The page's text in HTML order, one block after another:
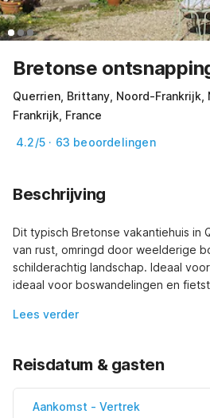
Bretonse
Querrien, Brittany, Noord-Frankrijk,
Frankrijk, France
4.2/5 · 63 beoordelingen
Beschrijving
Dit typisch Bretonse vakantiehuis in
van rust, omringd door weelderige
schilderachtig landschap. Ideaal
ideaal voor boswandelingen en
Lees verder
Reisdatum & gasten
Aankomst - Vertrek